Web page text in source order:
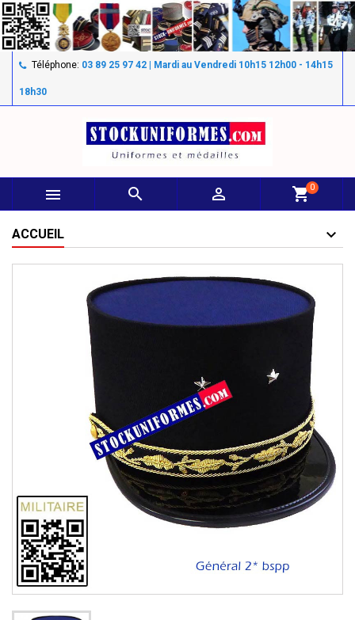
Téléphone: 03 89 25 97 42 | Mardi au Vendredi 10h15 12h00 - 14h15
18h30
   shopping_cart0
ACCUEIL